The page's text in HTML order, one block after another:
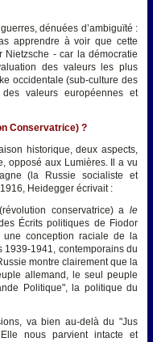
dénuées d’ambiguïté :
apprendre à voir que cette
- car la démocratie
des valeurs les plus
occidentale (sub-culture des
valeurs européennes et
Conservatrice) ?
historique, deux aspects,
opposé aux Lumières. Il a vu
(la Russie socialiste et
Heidegger écrivait :
conservatrice) a le
Écrits politiques de Fiodor
conception raciale de la
1939-1941, contemporains du
montre clairement que la
allemand, le seul peuple
Politique", la politique du
va bien au-delà du "Jus
nous parvient intacte et